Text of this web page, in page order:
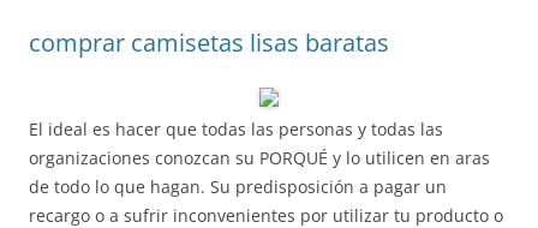
comprar camisetas lisas baratas
El ideal es hacer que todas las personas y todas las
organizaciones conozcan su PORQUÉ y lo utilicen en aras
de todo lo que hagan. Su predisposición a pagar un
recargo o a sufrir inconvenientes por utilizar tu producto o